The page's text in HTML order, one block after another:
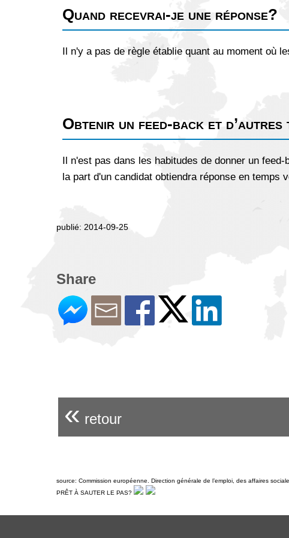
Quand recevrai-je une réponse?
Il n'y a pas de règle établie quant au moment où
Obtenir un feed-back et d’autres
Il n'est pas dans les habitudes de donner un
la part d'un candidat obtiendra réponse en temps
publié: 2014-09-25
Share
« retour
source: Commission européenne. Direction générale de l’emploi, des affaires
PRÊT À SAUTER LE PAS?